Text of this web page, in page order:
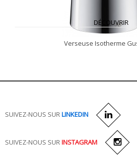
DÉCOUVRIR
Verseuse Isotherme
SUIVEZ-NOUS SURLINKEDIN
SUIVEZ-NOUS SURINSTAGRAM